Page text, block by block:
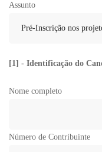
Assunto
[1] - Identificação do
Nome completo
Número de Contribuinte